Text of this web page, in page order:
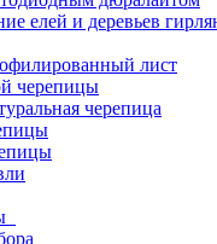
елей и деревьев
лист
черепицы
черепица